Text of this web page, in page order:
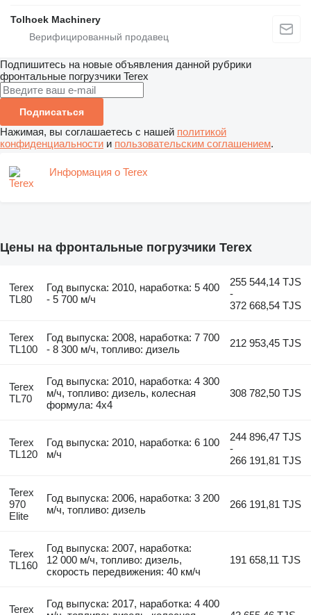
Tolhoek Machinery
Подпишитесь на новые объявления данной рубрики
фронтальные погрузчики Terex
Подписаться
Нажимая, вы соглашаетесь с нашей политикой
конфиденциальности и пользовательским соглашением.
Информация о Terex
Цены на фронтальные погрузчики Terex
Terex
TL80
Год выпуска: 2010, наработка: 5 400
- 5 700 м/ч
255 544,14 TJS
-
372 668,54 TJS
Terex
TL100
Год выпуска: 2008, наработка: 7 700
- 8 300 м/ч, топливо: дизель
212 953,45 TJS
Terex
TL70
Год выпуска: 2010, наработка: 4 300
м/ч, топливо: дизель, колесная
формула: 4x4
308 782,50 TJS
Terex
TL120
Год выпуска: 2010, наработка: 6 100
м/ч
244 896,47 TJS
-
266 191,81 TJS
Terex
970
Elite
Год выпуска: 2006, наработка: 3 200
м/ч, топливо: дизель
266 191,81 TJS
Terex
TL160
Год выпуска: 2007, наработка:
12 000 м/ч, топливо: дизель,
скорость передвижения: 40 км/ч
191 658,11 TJS
Terex
Год выпуска: 2017, наработка: 4 400